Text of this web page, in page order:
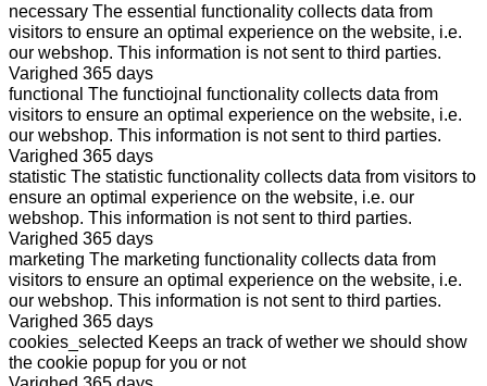
necessary The essential functionality collects data from
visitors to ensure an optimal experience on the website, i.e.
our webshop. This information is not sent to third parties.
Varighed 365 days
functional The functiojnal functionality collects data from
visitors to ensure an optimal experience on the website, i.e.
our webshop. This information is not sent to third parties.
Varighed 365 days
statistic The statistic functionality collects data from visitors to
ensure an optimal experience on the website, i.e. our
webshop. This information is not sent to third parties.
Varighed 365 days
marketing The marketing functionality collects data from
visitors to ensure an optimal experience on the website, i.e.
our webshop. This information is not sent to third parties.
Varighed 365 days
cookies_selected Keeps an track of wether we should show
the cookie popup for you or not